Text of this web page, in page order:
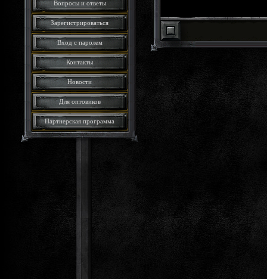
Вопросы и ответы
Зарегистрироваться
Вход с паролем
Контакты
Новости
Для оптовиков
Партнерская программа